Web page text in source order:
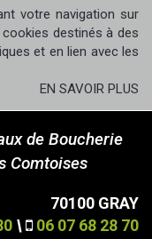
votre navigation sur
destinés à des
et en lien avec les
EN SAVOIR PLUS
de Boucherie
Comtoises
70100 GRAY
\ 06 07 68 28 70